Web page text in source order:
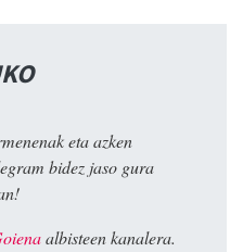
eta azken
bidez jaso gura
albisteen kanalera.